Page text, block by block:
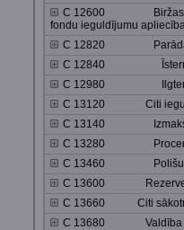
C 12600 Biržas
fondu ieguldījumu
C 12820 Parāda
C 12840
C 12980
C 13120 Citi
C 13140 Izmaksas
C 13280
C 13460 Polišu
C 13600
C 13660 Citi
C 13680 Valdība